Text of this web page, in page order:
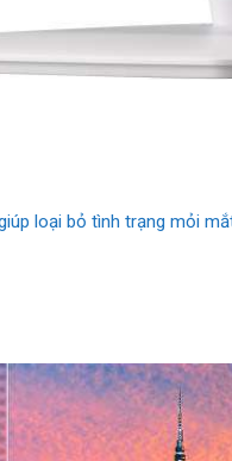
loại bỏ tình trạng mỏi